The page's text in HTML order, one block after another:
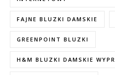
FAJNE BLUZKI DAMSKIE
GREENPOINT BLUZKI
H&M BLUZKI DAMSKIE